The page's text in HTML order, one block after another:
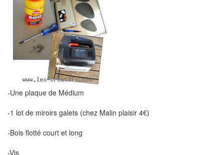
-Une plaque de Médium
-1 lot de miroirs galets (chez Malin plaisir 4€)
-Bois flotté court et long
-Vis